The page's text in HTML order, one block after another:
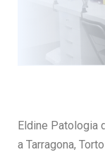
Eldine Patologia
a Tarragona,